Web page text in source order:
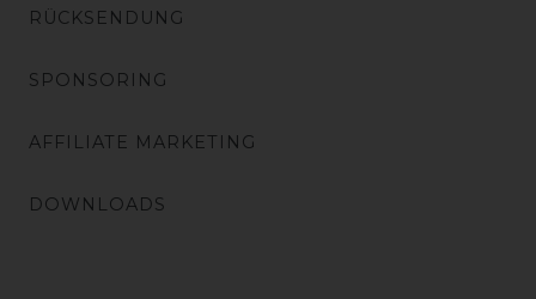
RÜCKSENDUNG
SPONSORING
AFFILIATE MARKETING
DOWNLOADS